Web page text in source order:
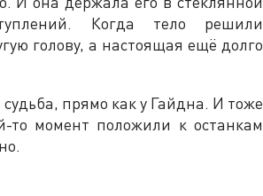
Когда тело решили
голову, а настоящая ещё долго
судьба, прямо как у Гайдна. И тоже
то момент положили к останкам